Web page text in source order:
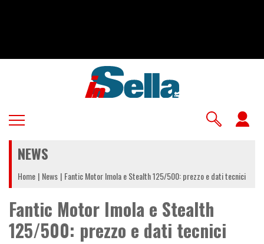
NEWS
Home News Fantic Motor Imola e Stealth 125/500: prezzo e dati tecnici
Fantic Motor Imola e Stealth
125/500: prezzo e dati tecnici